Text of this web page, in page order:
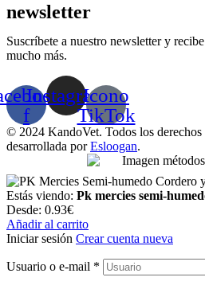
newsletter
Suscríbete a nuestro newsletter y
mucho más.
f
InstagramIcono
TikTok
© 2024 KandoVet. Todos los derechos
desarrollada porEsloogan.
Estás viendo: Pk mercies semi-
Desde: 0.93€
Añadir al carrito
Iniciar sesión Crear cuenta nueva
Usuario o e-mail *